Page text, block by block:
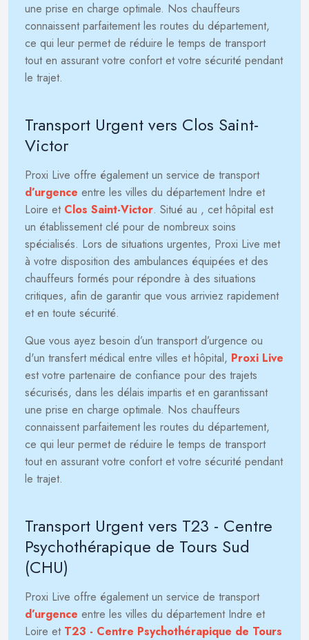
une prise en charge optimale. Nos chauffeurs
connaissent parfaitement les routes du département,
ce qui leur permet de réduire le temps de transport
tout en assurant votre confort et votre sécurité pendant
le trajet.
Transport Urgent vers Clos Saint-
Victor
Proxi Live offre également un service de transport
d’urgence entre les villes du département Indre et
Loire et Clos Saint-Victor. Situé au , cet hôpital est
un établissement clé pour de nombreux soins
spécialisés. Lors de situations urgentes, Proxi Live met
à votre disposition des ambulances équipées et des
chauffeurs formés pour répondre à des situations
critiques, afin de garantir que vous arriviez rapidement
et en toute sécurité.
Que vous ayez besoin d’un transport d’urgence ou
d'un transfert médical entre villes et hôpital, Proxi Live
est votre partenaire de confiance pour des trajets
sécurisés, dans les délais impartis et en garantissant
une prise en charge optimale. Nos chauffeurs
connaissent parfaitement les routes du département,
ce qui leur permet de réduire le temps de transport
tout en assurant votre confort et votre sécurité pendant
le trajet.
Transport Urgent vers T23 - Centre
Psychothérapique de Tours Sud
(CHU)
Proxi Live offre également un service de transport
d’urgence entre les villes du département Indre et
Loire et T23 - Centre Psychothérapique de Tours